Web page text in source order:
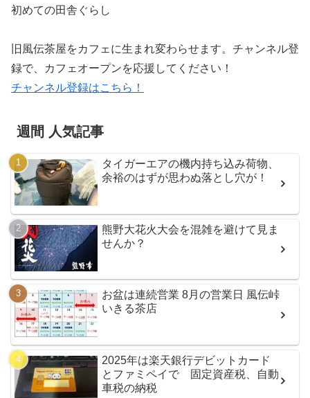
初めての田舎ぐらし
旧風伝茶屋をカフェに生まれ変わらせます。チャンネル登
録で、カフェオープンを応援してください！
チャンネル登録はこちら！
週間 人気記事
タイガーエアの機内持ち込み荷物、
余裕のはずが思わぬ落とし穴が！
熊野大花火大会を混雑を避けて見ま
せんか？
お盆は連続営業 8月の営業日 風伝峠
いきる茶店
2025年は楽天銀行デビットカード
とファミペイで 固定資産税、自動
車税の納税